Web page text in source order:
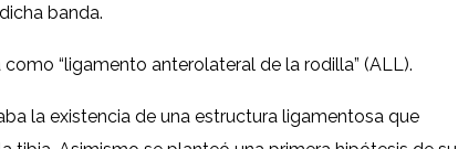
banda.
“ligamento anterolateral de la rodilla” (ALL).
la existencia de una estructura ligamentosa que